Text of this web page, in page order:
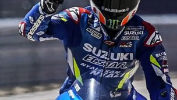
VITARA JIMNY
РАССЧИТАТЬ ТО